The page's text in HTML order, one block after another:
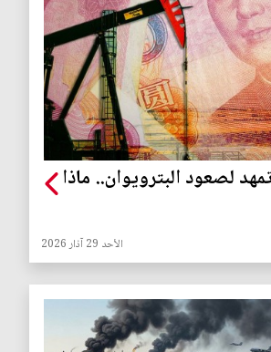
لصعود البترويوان.. ماذا
الأحد 29 آذار 2026